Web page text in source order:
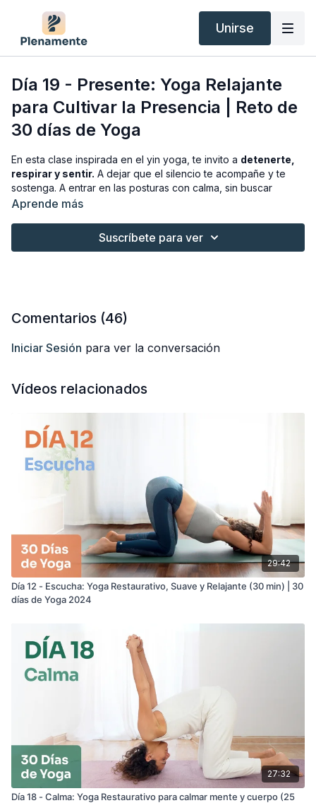
Unirse
Día 19 - Presente: Yoga Relajante
para Cultivar la Presencia | Reto de
30 días de Yoga
En esta clase inspirada en el yin yoga, te invito a detenerte,
respirar y sentir. A dejar que el silencio te acompañe y te
sostenga. A entrar en las posturas con calma, sin buscar
avanzar ni lograr nada.
Porque en cada momento, por simple que parezca,
profundidad, más verdad y más vida de la que imaginas.
del email, registrándote gratis aquí:
Aprende más
Suscríbete para ver
Comentarios (46)
Iniciar Sesión para ver la conversación
Vídeos relacionados
29:42
Día 12 - Escucha: Yoga Restaurativo, Suave y Relajante (30 min) | 30
días de Yoga 2024
27:32
Día 18 - Calma: Yoga Restaurativo para calmar mente y cuerpo (25